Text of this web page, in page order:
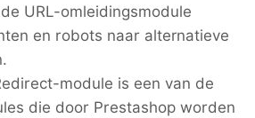
URL-omleidingsmodule
en robots naar alternatieve
module is een van de
die door Prestashop worden